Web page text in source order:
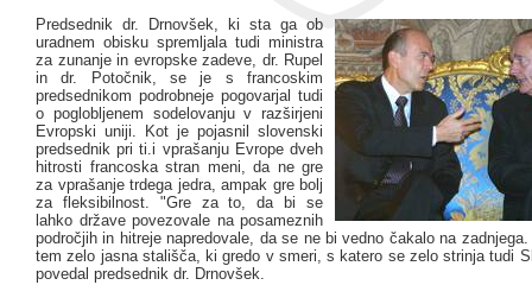
Predsednik dr. Drnovšek, ki sta ga ob
uradnem obisku spremljala tudi ministra
za zunanje in evropske zadeve, dr. Rupel
in dr. Potočnik, se je s francoskim
predsednikom podrobneje pogovarjal tudi
o poglobljenem sodelovanju v razširjeni
Evropski uniji. Kot je pojasnil slovenski
predsednik pri ti.i vprašanju Evrope dveh
hitrosti francoska stran meni, da ne gre
za vprašanje trdega jedra, ampak gre bolj
za fleksibilnost. "Gre za to, da bi se
lahko države povezovale na posameznih
področjih in hitreje napredovale, da se ne bi vedno čakalo na
tem zelo jasna stališča, ki gredo v smeri, s katero se zelo strinja tudi
povedal predsednik dr. Drnovšek.